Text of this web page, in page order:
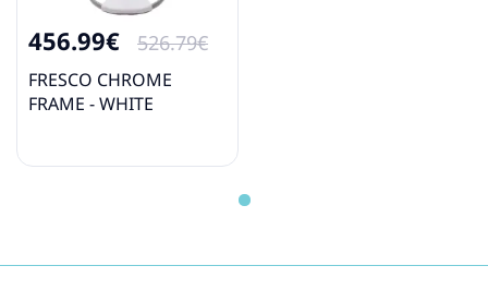
456.99€ 526.79€
FRESCO CHROME
FRAME - WHITE